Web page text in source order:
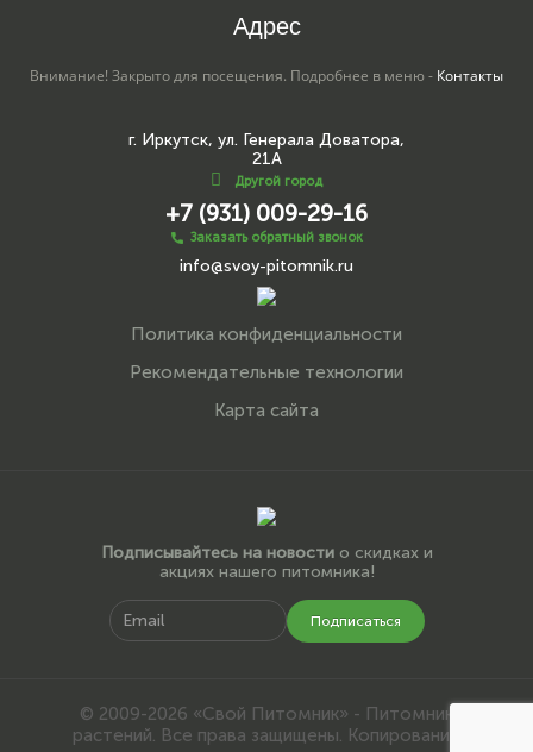
Адрес
Внимание! Закрыто для посещения. Подробнее в меню - Контакты
г. Иркутск, ул. Генерала Доватора,
21А
Другой город
+7 (931) 009-29-16
Заказать обратный звонок
info@svoy-pitomnik.ru
Политика конфиденциальности
Рекомендательные технологии
Карта сайта
Подписывайтесь на новостио скидках и
акциях нашего питомника!
Подписаться
© 2009-2026 «Свой Питомник» - Питомник
растений. Все права защищены. Копирование